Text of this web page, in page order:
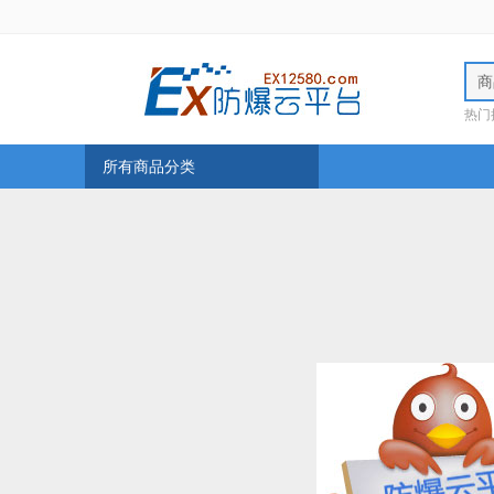
热
所有商品分类